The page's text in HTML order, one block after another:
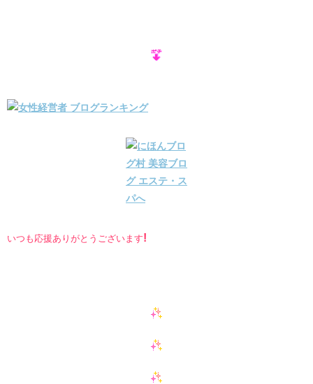
いつも応援ありがとうございます!